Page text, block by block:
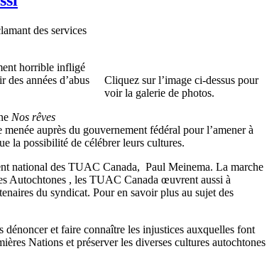
Cliquez sur l’image ci-dessus pour
voir la galerie de photos.
des services
horrible infligé
années d’abus
Nos rêves
auprès du gouvernement fédéral pour l’amener à
la possibilité de célébrer leurs cultures.
national des TUAC Canada, Paul Meinema. La marche
Autochtones , les TUAC Canada œuvrent aussi à
du syndicat. Pour en savoir plus au sujet des
dénoncer et faire connaître les injustices auxquelles font
Nations et préserver les diverses cultures autochtones